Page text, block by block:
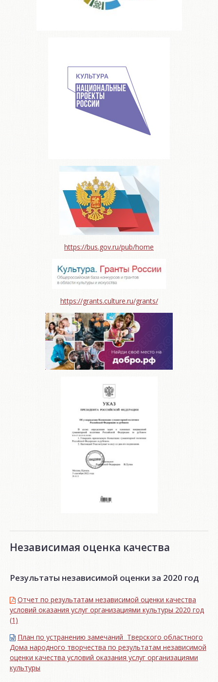
https://bus.gov.ru/pub/home
https://grants.culture.ru/grants/
Независимая оценка качества
Результаты независимой оценки за 2020 год
Отчет по результатам независимой оценки качества
условий оказания услуг организациями культуры 2020 год
(1)
План по устранению замечаний Тверского областного
Дома народного творчества по результатам независимой
оценки качества условий оказания услуг организациями
культуры